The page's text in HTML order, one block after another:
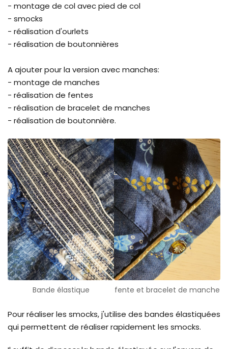
- montage de col avec pied de col
- smocks
- réalisation d'ourlets
- réalisation de boutonnières
A ajouter pour la version avec manches:
- montage de manches
- réalisation de fentes
- réalisation de bracelet de manches
- réalisation de boutonnière.
Bande élastique fente et bracelet de manche
Pour réaliser les smocks, j'utilise des bandes élastiquées
qui permettent de réaliser rapidement les smocks.